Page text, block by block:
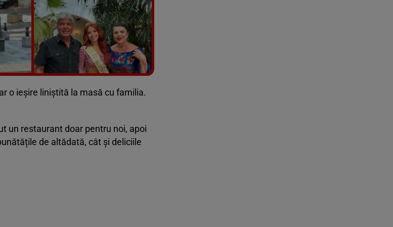
Vezi galeria foto
3 poze
o ieșire liniștită la masă cu familia.
un restaurant doar pentru noi, apoi
de altădată, cât și deliciile